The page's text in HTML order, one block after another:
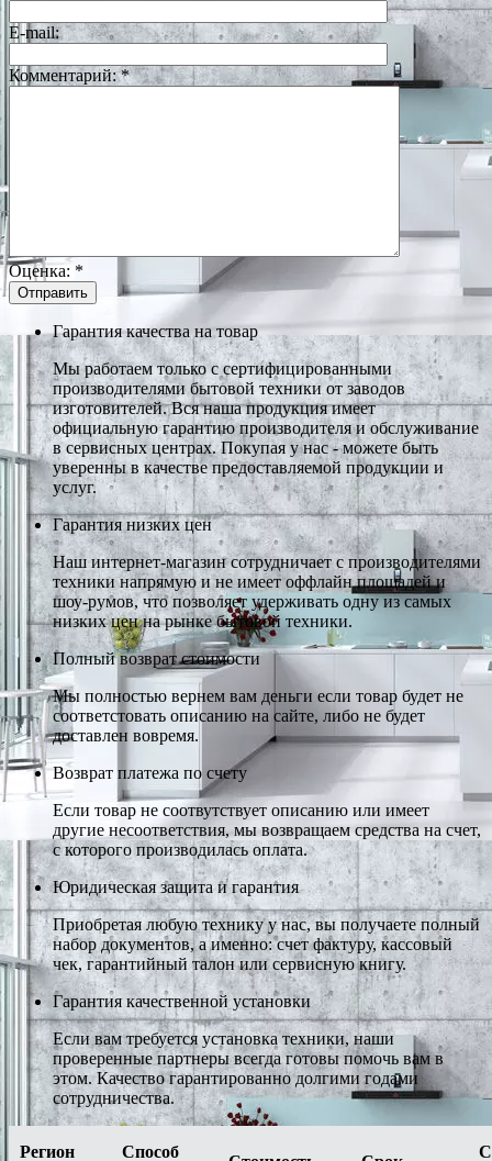
E-mail:
Комментарий:*
Оценка: *
Гарантия качества на товар
Мы работаем только с сертифицированными
производителями бытовой техники от заводов
изготовителей. Вся наша продукция имеет
официальную гарантию производителя и обслуживание
в сервисных центрах. Покупая у нас - можете быть
уверенны в качестве предоставляемой продукции и
услуг.
Гарантия низких цен
Наш интернет-магазин сотрудничает с производителями
техники напрямую и не имеет оффлайн площадей и
шоу-румов, что позволяет удерживать одну из самых
низких цен на рынке бытовой техники.
Полный возврат стоимости
Мы полностью вернем вам деньги если товар будет не
соответстовать описанию на сайте, либо не будет
доставлен вовремя.
Возврат платежа по счету
Если товар не соотвутствует описанию или имеет
другие несоответствия, мы возвращаем средства на счет,
с которого производилась оплата.
Юридическая защита и гарантия
Приобретая любую технику у нас, вы получаете полный
набор документов, а именно: счет фактуру, кассовый
чек, гарантийный талон или сервисную книгу.
Гарантия качественной установки
Если вам требуется установка техники, наши
проверенные партнеры всегда готовы помочь вам в
этом. Качество гарантированно долгими годами
сотрудничества.
Регион Способ